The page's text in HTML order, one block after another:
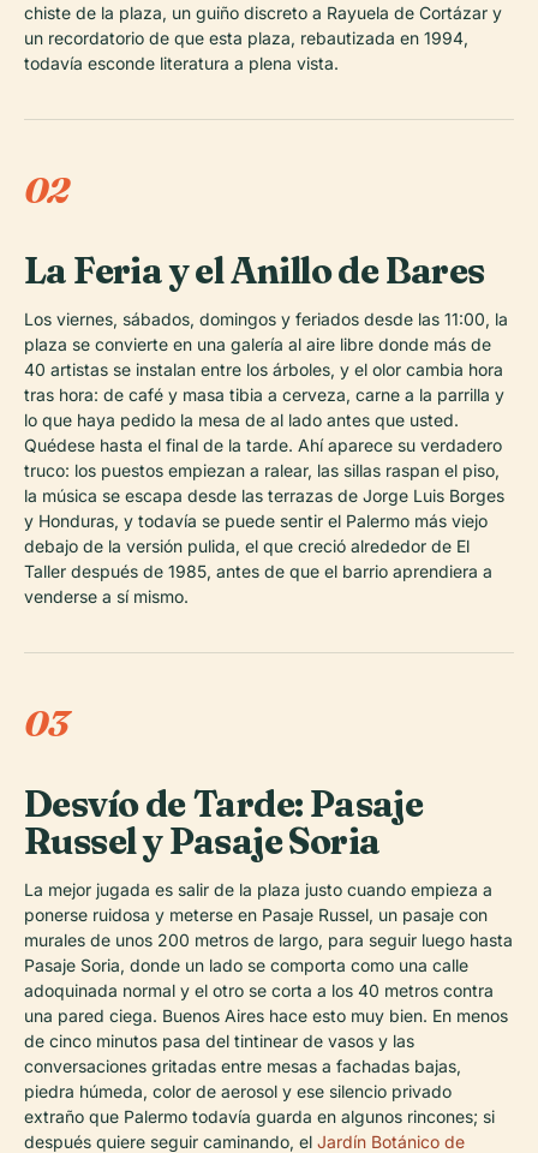
chiste de la plaza, un guiño discreto a Rayuela de Cortázar y
un recordatorio de que esta plaza, rebautizada en 1994,
todavía esconde literatura a plena vista.
02
La Feria y el Anillo de Bares
Los viernes, sábados, domingos y feriados desde las 11:00, la
plaza se convierte en una galería al aire libre donde más de
40 artistas se instalan entre los árboles, y el olor cambia hora
tras hora: de café y masa tibia a cerveza, carne a la parrilla y
lo que haya pedido la mesa de al lado antes que usted.
Quédese hasta el final de la tarde. Ahí aparece su verdadero
truco: los puestos empiezan a ralear, las sillas raspan el piso,
la música se escapa desde las terrazas de Jorge Luis Borges
y Honduras, y todavía se puede sentir el Palermo más viejo
debajo de la versión pulida, el que creció alrededor de El
Taller después de 1985, antes de que el barrio aprendiera a
venderse a sí mismo.
03
Desvío de Tarde: Pasaje
Russel y Pasaje Soria
La mejor jugada es salir de la plaza justo cuando empieza a
ponerse ruidosa y meterse en Pasaje Russel, un pasaje con
murales de unos 200 metros de largo, para seguir luego hasta
Pasaje Soria, donde un lado se comporta como una calle
adoquinada normal y el otro se corta a los 40 metros contra
una pared ciega. Buenos Aires hace esto muy bien. En menos
de cinco minutos pasa del tintinear de vasos y las
conversaciones gritadas entre mesas a fachadas bajas,
piedra húmeda, color de aerosol y ese silencio privado
extraño que Palermo todavía guarda en algunos rincones; si
después quiere seguir caminando, el Jardín Botánico de